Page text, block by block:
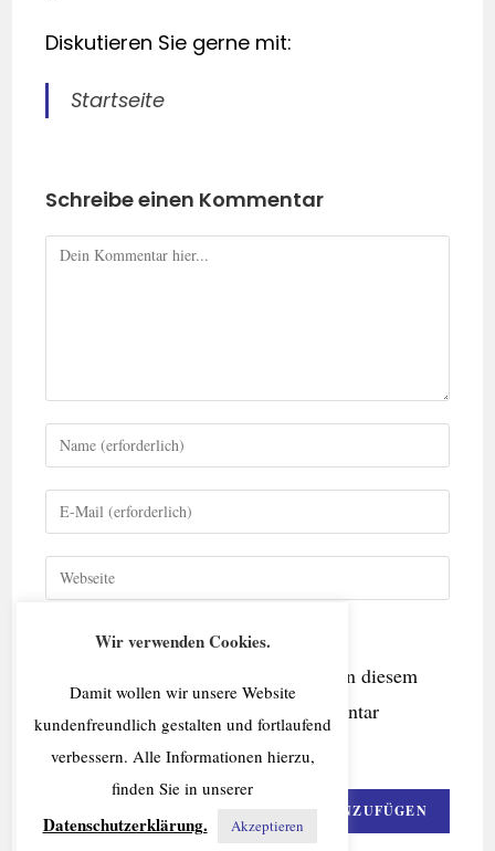
Diskutieren Sie gerne mit:
Startseite
Schreibe einen Kommentar
Name, E-Mail-Adresse und Website in diesem
Browser für meinen nächsten Kommentar
speichern.
Wir verwenden Cookies.
Damit wollen wir unsere Website
kundenfreundlich gestalten und fortlaufend
verbessern. Alle Informationen hierzu,
finden Sie in unserer
Datenschutzerklärung. Akzeptieren